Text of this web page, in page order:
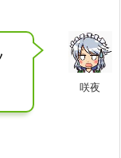
咲夜